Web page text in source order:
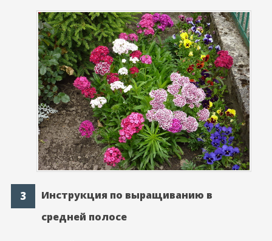
Инструкция по выращиванию в
средней полосе